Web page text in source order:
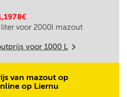
voor 2000l mazout
voor 1000 L m
van mazout op
op Liernu